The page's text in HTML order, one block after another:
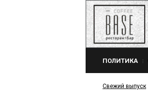
ПОЛИТИКА
Свежий выпуск